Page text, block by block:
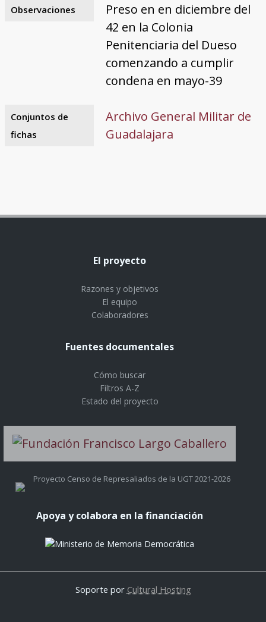
Observaciones
Preso en en diciembre del
42 en la Colonia
Penitenciaria del Dueso
comenzando a cumplir
condena en mayo-39
Conjuntos de
fichas
Archivo General Militar de
Guadalajara
El proyecto
Razones y objetivos
El equipo
Colaboradores
Fuentes documentales
Cómo buscar
Filtros A-Z
Estado del proyecto
Proyecto Censo de Represaliados de la UGT 2021-2026
Apoya y colabora en la financiación
Soporte por Cultural Hosting